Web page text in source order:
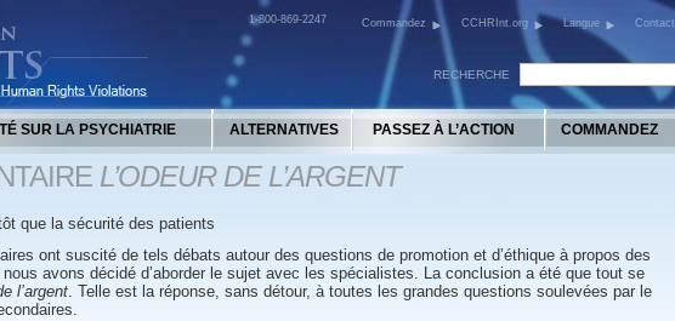
1-800-869-2247 Commandez CCHRInt.org Langue Contact
RECHERCHE
SUR LA PSYCHIATRIE ALTERNATIVES PASSEZ À L’ACTION COMMANDEZ
L’ODEUR DE L’ARGENT
que la sécurité des patients
ont suscité de tels débats autour des questions de promotion et d’éthique à propos des
avons décidé d’aborder le sujet avec les spécialistes. La conclusion a été que tout se
l’argent. Telle est la réponse, sans détour, à toutes les grandes questions soulevées par le